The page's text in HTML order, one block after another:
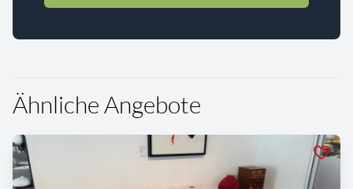
Ähnliche Angebote